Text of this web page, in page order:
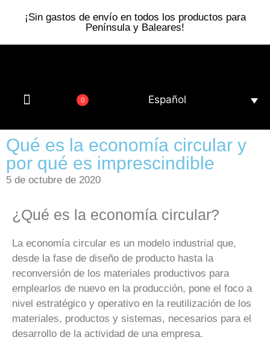
¡Sin gastos de envío en todos los productos para
Península y Baleares!
0 Español
Qué es la economía circular y
por qué es imprescindible
5 de octubre de 2020
¿Qué es la economía circular?
La economía circular es un modelo industrial que,
desde la fase de diseño de producto hasta la
reconversión de los materiales productivos para
emplearlos de nuevo en la producción, pone el foco a
nivel estratégico y operativo en la reutilización de los
materiales, productos y sistemas, necesarios para el
desarrollo de la actividad de una empresa.